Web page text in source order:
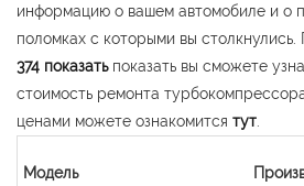
информацию о вашем автомобиле и о
поломках с которыми вы
374 показать показать вы сможете
стоимость ремонта
ценами можете ознакомится тут
Модель